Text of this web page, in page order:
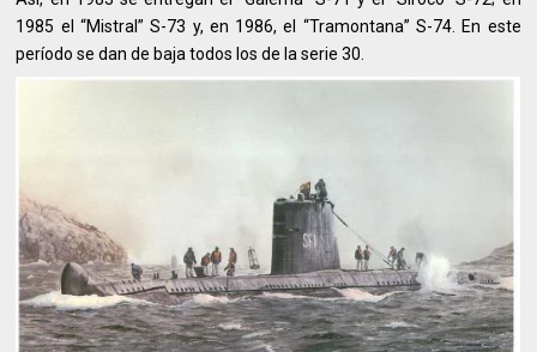
1985 el “Mistral” S-73 y, en 1986, el “Tramontana” S-74. En este
período se dan de baja todos los de la serie 30.